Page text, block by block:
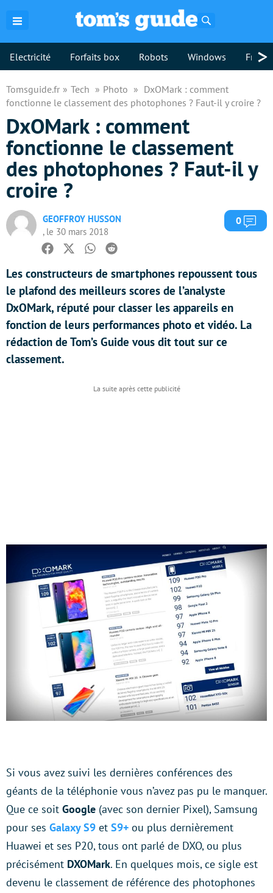
Electricité Forfaits box Robots Windows >
Tomsguide.fr Tech Photo
DxOMark : comment
fonctionne le classement des photophones ? Faut-il y croire ?
DxOMark : comment
fonctionne le classement
des photophones ? Faut-il y
croire ?
GEOFFROY HUSSON
, le 30 mars 2018
0
Facebook
TwitterWhatsapp
Reddit
Les constructeurs de smartphones repoussent tous
le plafond des meilleurs scores de l’analyste
DxOMark, réputé pour classer les appareils en
fonction de leurs performances photo et vidéo. La
rédaction de Tom’s Guide vous dit tout sur ce
classement.
Si vous avez suivi les dernières conférences des
géants de la téléphonie vous n’avez pas pu le manquer.
Que ce soit Google (avec son dernier Pixel), Samsung
pour ses Galaxy S9 et S9+ ou plus dernièrement
Huawei et ses P20, tous ont parlé de DXO, ou plus
précisément DXOMark. En quelques mois, ce sigle est
devenu le classement de référence des photophones